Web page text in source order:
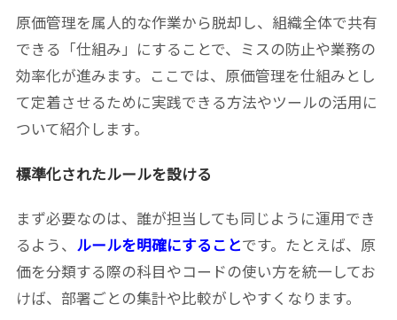
原価管理を属人的な作業から脱却し、組織全体で共有
できる「仕組み」にすることで、ミスの防止や業務の
効率化が進みます。ここでは、原価管理を仕組みとし
て定着させるために実践できる方法やツールの活用に
ついて紹介します。
標準化されたルールを設ける
まず必要なのは、誰が担当しても同じように運用でき
るよう、 ルールを明確にすることです。たとえば、原
価を分類する際の科目やコードの使い方を統一してお
けば、部署ごとの集計や比較がしやすくなります。